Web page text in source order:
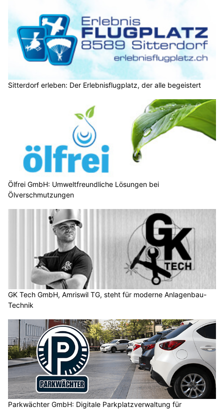
Sitterdorf erleben: Der Erlebnisflugplatz, der alle begeistert
Ölfrei GmbH: Umweltfreundliche Lösungen bei
Ölverschmutzungen
GK Tech GmbH, Amriswil TG, steht für moderne Anlagenbau-
Technik
Parkwächter GmbH: Digitale Parkplatzverwaltung für